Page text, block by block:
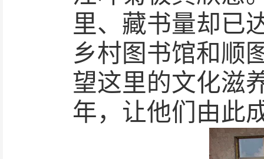
里、藏书量却已
乡村图书馆和顺
望这里的文化滋
年，让他们由此